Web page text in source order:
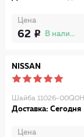
Цена
62 В наличии
NISSAN
Шайба 11026-00Q0H
Доставка: Сегодня
Цена